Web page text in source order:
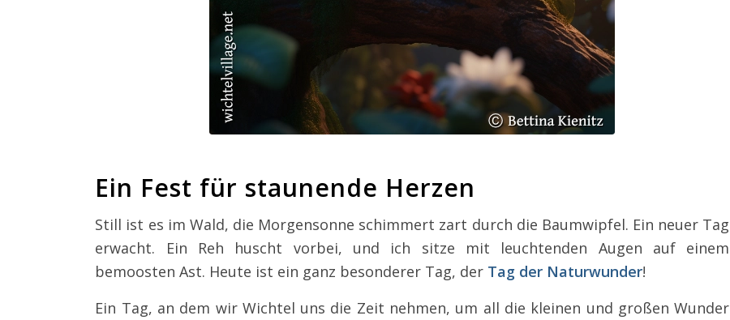
Ein Fest für staunende Herzen
Still ist es im Wald, die Morgensonne schimmert zart durch die Baumwipfel. Ein neuer Tag
erwacht. Ein Reh huscht vorbei, und ich sitze mit leuchtenden Augen auf einem
bemoosten Ast. Heute ist ein ganz besonderer Tag, der Tag der Naturwunder!
Ein Tag, an dem wir Wichtel uns die Zeit nehmen, um all die kleinen und großen Wunder